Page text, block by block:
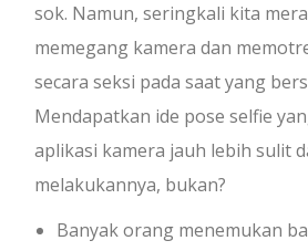
sok. Namun, seringkali kita
memegang kamera dan
secara seksi pada saat yang
Mendapatkan ide pose selfie
aplikasi kamera jauh lebih sulit
melakukannya, bukan?
Banyak orang menemukan